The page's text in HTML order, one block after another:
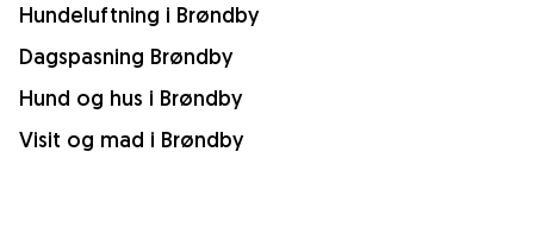
Hundeluftning i Brøndby
Dagspasning Brøndby
Hund og hus i Brøndby
Visit og mad i Brøndby